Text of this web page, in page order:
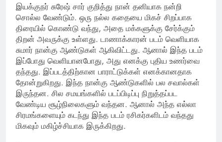
இயக்குநர் சுரேஷ் சார் குறித்து நான் தனியாக நன்றி
சொல்ல வேண்டும். ஒரு நல்ல கதையை மிகச் சிறப்பாக
திரையில் கொண்டு வந்து, அதை மக்களுக்கு சேர்க்கும்
திறன் அவருக்கு உள்ளது. டாணாக்காரன் படம் வெளியாக
சுமார் நான்கு ஆண்டுகள் ஆகிவிட்டது. ஆனால் இந்த படம்
இப்போது வெளியானபோது, அது எனக்கு புதிய உணர்வை
தந்தது. இப்படத்திற்கான பாராட்டுக்கள் எனக்கானதாக
தோன்றுகிறது. இந்த நான்கு ஆண்டுகளில் பல சவால்கள்
இருந்தன. சில சமயங்களில் படப்பிடிப்பு நிறுத்தப்பட
வேண்டிய சூழ்நிலைகளும் வந்தன. ஆனால் அந்த எல்லா
சிரமங்களையும் கடந்து இந்த படம் ரசிகர்களிடம் வந்தது
மிகவும் மகிழ்ச்சியாக இருக்கிறது.